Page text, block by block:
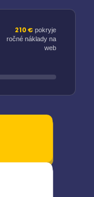
210 €pokryje
ročné náklady na
web